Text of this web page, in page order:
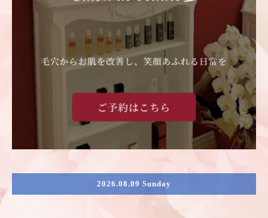
2026.08.09 Sunday